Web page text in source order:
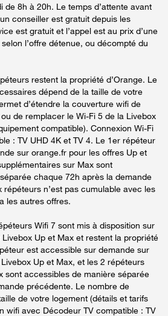
de 8h à 20h. Le temps d’attente avant
conseiller est gratuit depuis les
est gratuit et l’appel est au prix d’une
l’offre détenue, ou décompté du
restent la propriété d’Orange. Le
dépend de la taille de votre
d’étendre la couverture wifi de
de remplacer le Wi-Fi 5 de la Livebox
compatible). Connexion Wi-Fi
: TV UHD 4K et TV 4. Le 1er répéteur
sur orange.fr pour les offres Up et
sur Max sont
chaque 72h après la demande
répéteurs n’est pas cumulable avec les
les autres offres.
Wifi 7 sont mis à disposition sur
Up et Max et restent la propriété
est accessible sur demande sur
Up et Max, et les 2 répéteurs
sont accessibles de manière séparée
précédente. Le nombre de
de votre logement (détails et tarifs
wifi avec Décodeur TV compatible : TV